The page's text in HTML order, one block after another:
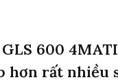
600
hơn rất nhiều